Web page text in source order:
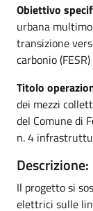
Obiettivo
urbana
transizione
carbonio (FESR)
Titolo
dei mezzi
del Comune di
n. 4
Descrizione:
Il progetto si
elettrici sulle